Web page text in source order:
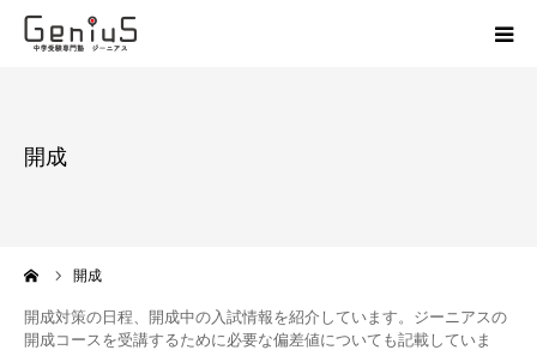
開成
開成
開成対策の日程、開成中の入試情報を紹介しています。ジーニアスの
開成コースを受講するために必要な偏差値についても記載していま
模試